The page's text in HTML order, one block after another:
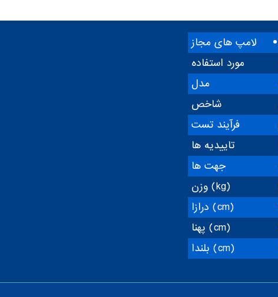
لامپ های مجاز
مورد استفاده
مدل
شاخص
فرآیند تست
تاییدیه ها
جهت ها
وزن (kg)
درازا (cm)
پهنا (cm)
بلندا (cm)